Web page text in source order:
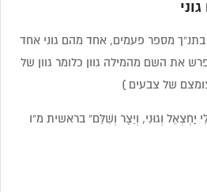
גוני
בתנ”ך מספר פעמים, אחד מהם גוני אחד
את השם מהמילה גוון כלומר גוון של
של צבעים )
יַחְצְאֵל וְגוּנִי, וְיֵצֶר וְשִׁלֵּם” בראשית מ”ו